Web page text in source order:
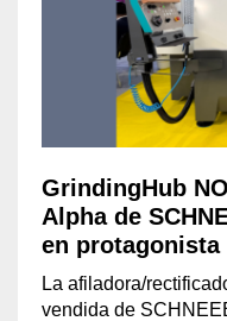
GrindingHub
Alpha de
en protagonista
La afiladora/
vendida de